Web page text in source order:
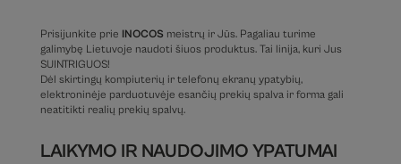
Prisijunkite prie INOCOS meistrų ir Jūs. Pagaliau turime
galimybę Lietuvoje naudoti šiuos produktus. Tai linija, kuri Jus
SUINTRIGUOS!
Dėl skirtingų kompiuterių ir telefonų ekranų ypatybių,
elektroninėje parduotuvėje esančių prekių spalva ir forma gali
neatitikti realių prekių spalvų.
LAIKYMO IR NAUDOJIMO YPATUMAI